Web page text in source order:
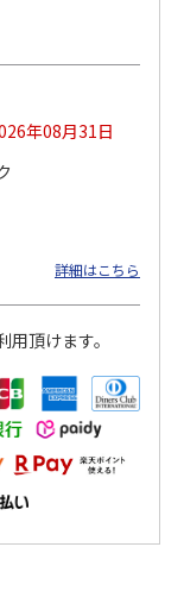
通切手・千鳥（1シ
ート100枚）
4.6（7）
11,000円
(送料別)
年08月31日
詳細はこちら
頂けます。